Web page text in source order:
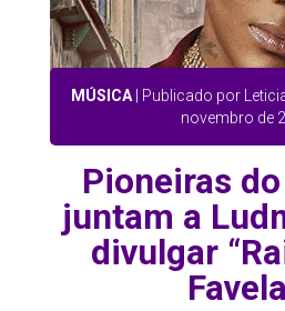
MÚSICA | Publicado por
novembro de
Pioneiras
juntam a
divulgar